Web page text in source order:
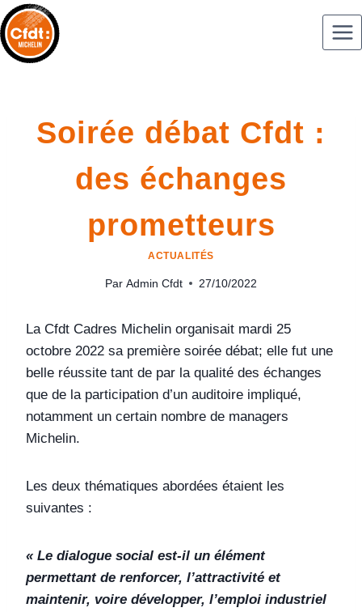
Soirée débat Cfdt :
des échanges
prometteurs
ACTUALITÉS
Par Admin Cfdt 27/10/2022
La Cfdt Cadres Michelin organisait mardi 25
octobre 2022 sa première soirée débat; elle fut une
belle réussite tant de par la qualité des échanges
que de la participation d’un auditoire impliqué,
notamment un certain nombre de managers
Michelin.
Les deux thématiques abordées étaient les
suivantes :
« Le dialogue social est-il un élément
permettant de renforcer, l’attractivité et
maintenir, voire développer, l’emploi industriel